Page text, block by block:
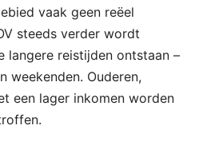
vaak geen reëel
steeds verder wordt
langere reistijden ontstaan –
weekenden. Ouderen,
een lager inkomen worden